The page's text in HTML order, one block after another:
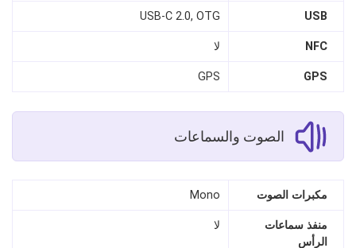
USB
USB-C 2.0, OTG
NFC لا
GPS
GPS
الصوت والسماعات
مكبرات الصوت Mono
منفذ سماعات
الرأس
لا